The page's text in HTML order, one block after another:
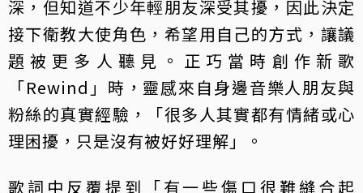
深，但知道不少年輕朋友深受其擾，因此決定
接下衛教大使角色，希望用自己的方式，讓議
題被更多人聽見。正巧當時創作新歌
「Rewind」時，靈感來自身邊音樂人朋友與
粉絲的真實經驗，「很多人其實都有情緒或心
理困擾，只是沒有被好好理解」。
歌詞中反覆提到「有一些傷口很難縫合起